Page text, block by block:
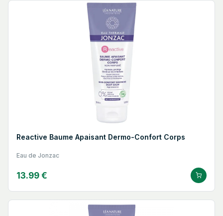
Reactive Baume Apaisant Dermo-Confort Corps
Eau de Jonzac
13.99 €